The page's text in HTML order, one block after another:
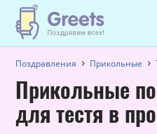
Поздравления Прикольные
Прикольные
для тестя в